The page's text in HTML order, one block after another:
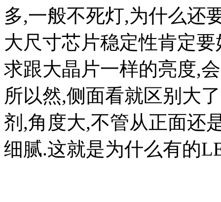
多,一般不死灯,为什么
大尺寸芯片稳定性肯定
求跟大晶片一样的亮度,
所以然,侧面看就区别大
剂,角度大,不管从正面还
细腻.这就是为什么有的